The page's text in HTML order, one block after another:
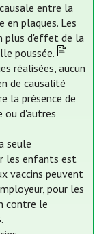
entre la
en plaques. Les
plus d'effet de la
poussée.
réalisées, aucun
de causalité
la présence de
ou d'autres
seule
les enfants est
vaccins peuvent
pour les
contre le